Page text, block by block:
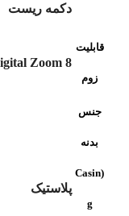
دکمه ریست
قابلیت
زوم
8 x Digital Zoom
جنس
بدنه
(Casin
g
پلاستیک